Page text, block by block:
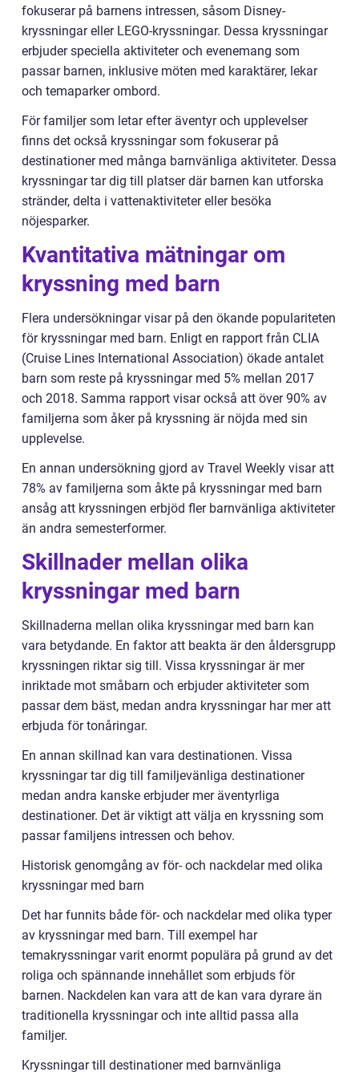
fokuserar på barnens intressen, såsom Disney-
kryssningar eller LEGO-kryssningar. Dessa kryssningar
erbjuder speciella aktiviteter och evenemang som
passar barnen, inklusive möten med karaktärer, lekar
och temaparker ombord.
För familjer som letar efter äventyr och upplevelser
finns det också kryssningar som fokuserar på
destinationer med många barnvänliga aktiviteter. Dessa
kryssningar tar dig till platser där barnen kan utforska
stränder, delta i vattenaktiviteter eller besöka
nöjesparker.
Kvantitativa mätningar om
kryssning med barn
Flera undersökningar visar på den ökande populariteten
för kryssningar med barn. Enligt en rapport från CLIA
(Cruise Lines International Association) ökade antalet
barn som reste på kryssningar med 5% mellan 2017
och 2018. Samma rapport visar också att över 90% av
familjerna som åker på kryssning är nöjda med sin
upplevelse.
En annan undersökning gjord av Travel Weekly visar att
78% av familjerna som åkte på kryssningar med barn
ansåg att kryssningen erbjöd fler barnvänliga aktiviteter
än andra semesterformer.
Skillnader mellan olika
kryssningar med barn
Skillnaderna mellan olika kryssningar med barn kan
vara betydande. En faktor att beakta är den åldersgrupp
kryssningen riktar sig till. Vissa kryssningar är mer
inriktade mot småbarn och erbjuder aktiviteter som
passar dem bäst, medan andra kryssningar har mer att
erbjuda för tonåringar.
En annan skillnad kan vara destinationen. Vissa
kryssningar tar dig till familjevänliga destinationer
medan andra kanske erbjuder mer äventyrliga
destinationer. Det är viktigt att välja en kryssning som
passar familjens intressen och behov.
Historisk genomgång av för- och nackdelar med olika
kryssningar med barn
Det har funnits både för- och nackdelar med olika typer
av kryssningar med barn. Till exempel har
temakryssningar varit enormt populära på grund av det
roliga och spännande innehållet som erbjuds för
barnen. Nackdelen kan vara att de kan vara dyrare än
traditionella kryssningar och inte alltid passa alla
familjer.
Kryssningar till destinationer med barnvänliga